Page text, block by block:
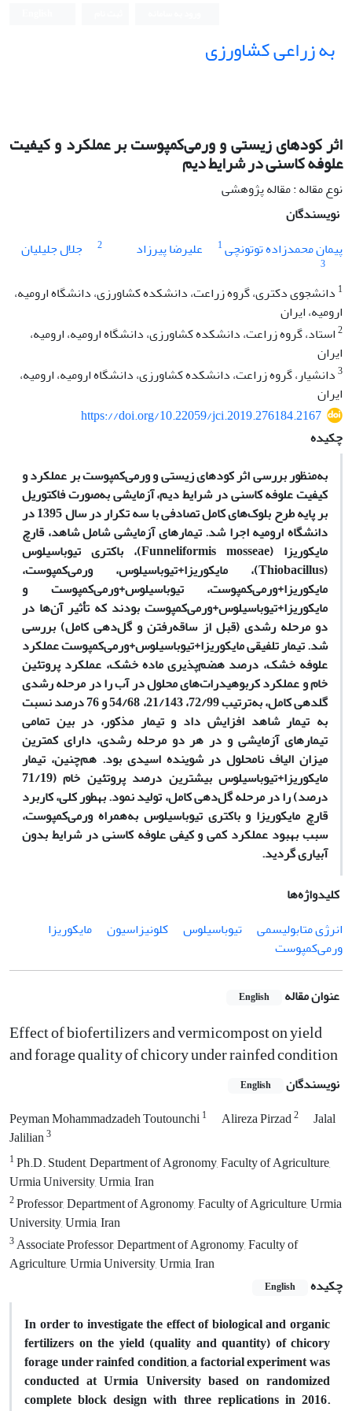
به زراعی کشاورزی
اثر کودهای زیستی و ورمی‌کمپوست بر عملکرد و کیفیت
علوفه کاسنی در شرایط دیم
نوع مقاله : مقاله پژوهشی
نویسندگان
پیمان محمدزاده توتونچی1 علیرضا پیرزاد 2 جلال جلیلیان
3
1 دانشجوی دکتری، گروه زراعت، دانشکده کشاورزی، دانشگاه ارومیه،
ارومیه، ایران
2استاد، گروه زراعت، دانشکده کشاورزی، دانشگاه ارومیه، ارومیه،
ایران
3دانشیار، گروه زراعت، دانشکده کشاورزی، دانشگاه ارومیه، ارومیه،
ایران
https://doi.org/10.22059/jci.2019.276184.2167
چکیده
به‌منظور بررسی اثر کودهای زیستی و ورمی‌کمپوست بر عملکرد و
کیفیت علوفه کاسنی در شرایط دیم، آزمایشی به‌صورت فاکتوریل
بر پایه طرح بلوک‌های کامل تصادفی با سه تکرار در سال 1395 در
دانشگاه ارومیه اجرا شد. تیمارهای آزمایشی شامل شاهد، قارچ
مایکوریزا (Funneliformis mosseae)، باکتری تیوباسیلوس
(Thiobacillus)، مایکوریزا+تیوباسیلوس، ورمی‌کمپوست،
مایکوریزا+ورمی‌کمپوست، تیوباسیلوس+ورمی‌کمپوست و
مایکوریزا+تیوباسیلوس+ورمی‌کمپوست بودند که تأثیر آن‌ها در
دو مرحله رشدی (قبل از ساقه‌رفتن و گل‌دهی کامل) بررسی
شد. تیمار تلفیقی مایکوریزا+تیوباسیلوس+ورمی‌کمپوست عملکرد
علوفه خشک، درصد هضم‌پذیری ماده خشک، عملکرد پروتئین
خام و عملکرد کربوهیدرات‌های محلول در آب را در مرحله رشدی
گلدهی کامل، به‌ترتیب 72/99، 21/143، 54/68 و 76 درصد نسبت
به تیمار شاهد افزایش داد و تیمار مذکور، در بین تمامی
تیمارهای آزمایشی و در هر دو مرحله رشدی، دارای کمترین
میزان الیاف نامحلول در شوینده اسیدی بود. هم‌چنین، تیمار
مایکوریزا+تیوباسیلوس بیشترین درصد پروتئین خام (71/19
درصد) را در مرحله گل‌دهی کامل، تولید نمود. بهطور کلی، کاربرد
قارچ مایکوریزا و باکتری تیوباسیلوس به‌همراه ورمی‌کمپوست،
سبب بهبود عملکرد کمی و کیفی علوفه کاسنی در شرایط بدون
آبیاری گردید.
کلیدواژه‌ها
انرژی متابولیسمی
تیوباسیلوس کلونیزاسیون
مایکوریزا
ورمی‌کمپوست
عنوان مقاله English
Effect of biofertilizers and vermicompost on yield
and forage quality of chicory under rainfed condition
نویسندگان English
Peyman Mohammadzadeh Toutounchi1 Alireza Pirzad2
Jalal
Jalilian3
1Ph.D. Student, Department of Agronomy, Faculty of Agriculture,
Urmia University, Urmia, Iran
2Professor, Department of Agronomy, Faculty of Agriculture, Urmia
University, Urmia, Iran
3Associate Professor, Department of Agronomy, Faculty of
Agriculture, Urmia University, Urmia, Iran
چکیده
English
In order to investigate the effect of biological and organic
fertilizers on the yield (quality and quantity) of chicory
forage under rainfed condition, a factorial experiment was
conducted at Urmia University based on randomized
complete block design with three replications in 2016.